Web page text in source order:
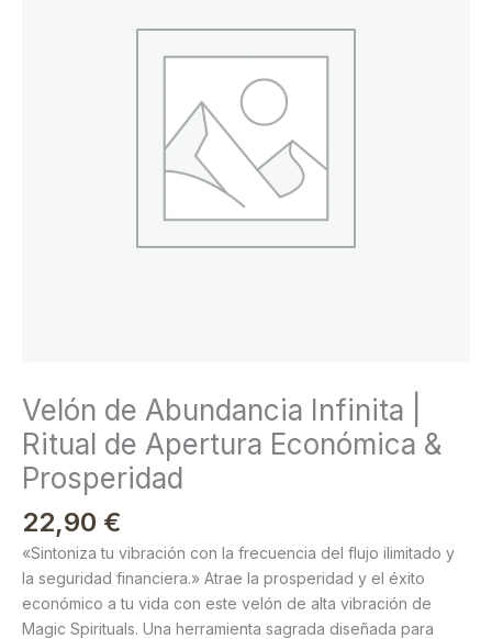
Velón de Abundancia Infinita |
Ritual de Apertura Económica &
Prosperidad
22,90 €
«Sintoniza tu vibración con la frecuencia del flujo ilimitado y
la seguridad financiera.» Atrae la prosperidad y el éxito
económico a tu vida con este velón de alta vibración de
Magic Spirituals. Una herramienta sagrada diseñada para